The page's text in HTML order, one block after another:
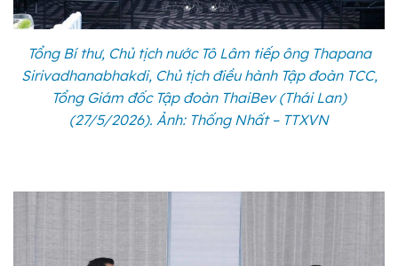
Tổng Bí thư, Chủ tịch nước Tô Lâm tiếp ông Thapana
Sirivadhanabhakdi, Chủ tịch điều hành Tập đoàn TCC,
Tổng Giám đốc Tập đoàn ThaiBev (Thái Lan)
(27/5/2026). Ảnh: Thống Nhất – TTXVN